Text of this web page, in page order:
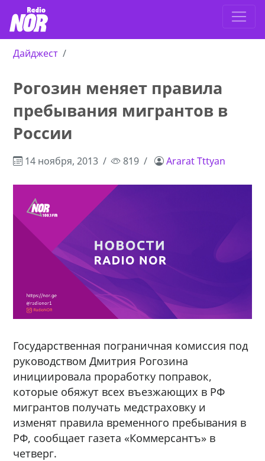
Дайджест
Рогозин меняет правила
пребывания мигрантов в
России
14 ноября, 2013 819 Ararat Tttyan
Государственная пограничная комиссия под
руководством Дмитрия Рогозина
инициировала проработку поправок,
которые обяжут всех въезжающих в РФ
мигрантов получать медстраховку и
изменят правила временного пребывания в
РФ, сообщает газета «Коммерсантъ» в
четверг.